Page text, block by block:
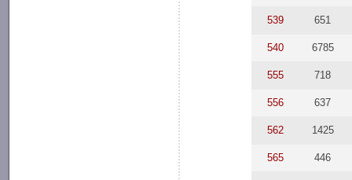
539 651
540 6785
555 718
556 637
562 1425
565 446